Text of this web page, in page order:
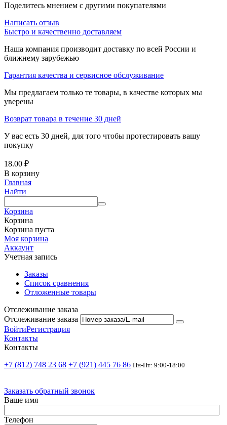
Поделитесь мнением с другими покупателями
Написать отзыв
Быстро и качественно доставляем
Наша компания производит доставку по всей России и
ближнему зарубежью
Гарантия качества и сервисное обслуживание
Мы предлагаем только те товары, в качестве которых мы
уверены
Возврат товара в течение 30 дней
У вас есть 30 дней, для того чтобы протестировать вашу
покупку
18.00 ₽
В корзину
Главная
Найти
Корзина
Корзина
Корзина пуста
Моя корзина
Аккаунт
Учетная запись
Заказы
Список сравнения
Отложенные товары
Отслеживание заказа
Отслеживание заказа
ВойтиРегистрация
Контакты
Контакты
+7 (812) 748 23 68 +7 (921) 445 76 86 Пн-Пт: 9:00-18:00
Заказать обратный звонок
Ваше имя
Телефон